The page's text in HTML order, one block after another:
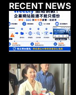
RECENT NEWS